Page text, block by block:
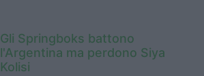
Gli Springboks battono
l'Argentina ma perdono Siya
Kolisi